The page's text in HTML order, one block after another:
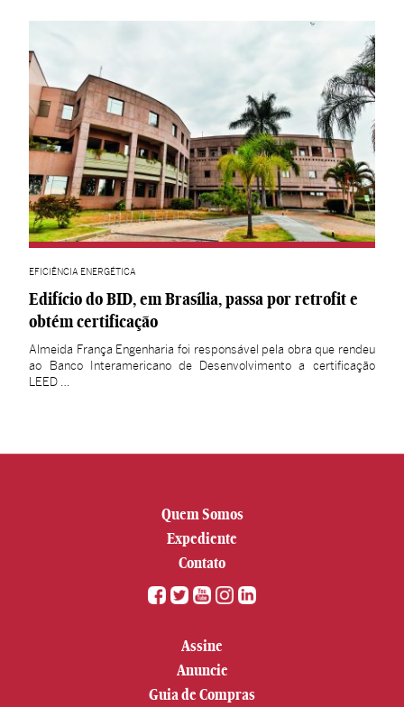
EFICIÊNCIA ENERGÉTICA
Edifício do BID, em Brasília, passa por retrofit e
obtém certificação
Almeida França Engenharia foi responsável pela obra que rendeu
ao Banco Interamericano de Desenvolvimento a certificação
LEED …
Quem Somos
Expediente
Contato
Assine
Anuncie
Guia de Compras